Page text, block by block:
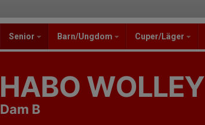
Senior Barn/Ungdom Cuper/Läger
HABO WOLLEY
Dam B